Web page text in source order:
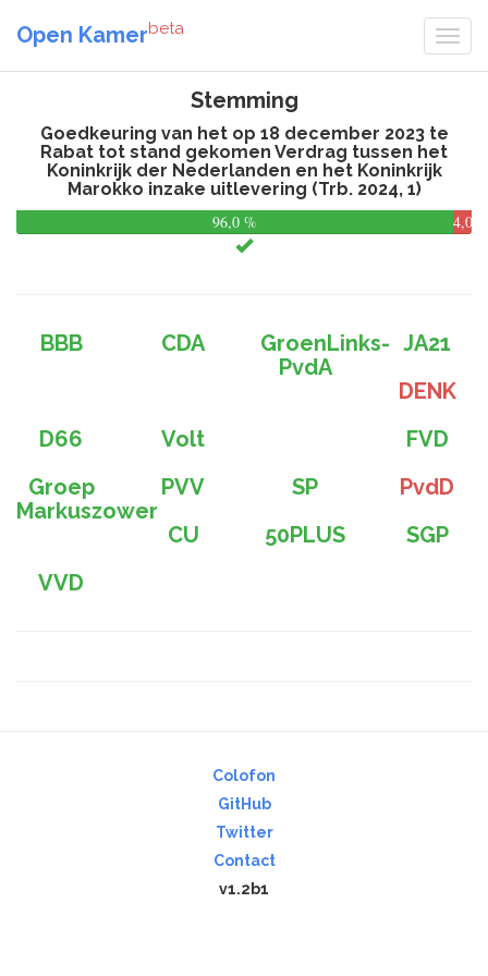
Open Kamerbeta
Stemming
Goedkeuring van het op 18 december 2023 te
Rabat tot stand gekomen Verdrag tussen het
Koninkrijk der Nederlanden en het Koninkrijk
Marokko inzake uitlevering (Trb. 2024, 1)
96,0 %
4,0
BBB CDA
GroenLinks-
PvdA
JA21
DENK
D66
Volt
FVD
Groep
Markuszower
PVV SP
PvdD
CU
50PLUS
SGP
VVD
Colofon
GitHub
Twitter
Contact
v1.2b1